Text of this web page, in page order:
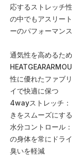
応するストレッチ
の中でもアスリー
ーのパフォーマン
通気性を高めるた
性に優れたファブ
イで快適に保つ
4wayストレッチ：
きをスムーズにする
水分コントロール
の身体を常にドラ
臭いを軽減